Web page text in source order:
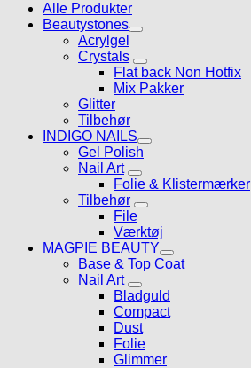
Alle Produkter
Beautystones
Acrylgel
Crystals
Flat back Non Hotfix
Mix Pakker
Glitter
Tilbehør
INDIGO NAILS
Gel Polish
Nail Art
Folie & Klistermærker
Tilbehør
File
Værktøj
MAGPIE BEAUTY
Base & Top Coat
Nail Art
Bladguld
Compact
Dust
Folie
Glimmer